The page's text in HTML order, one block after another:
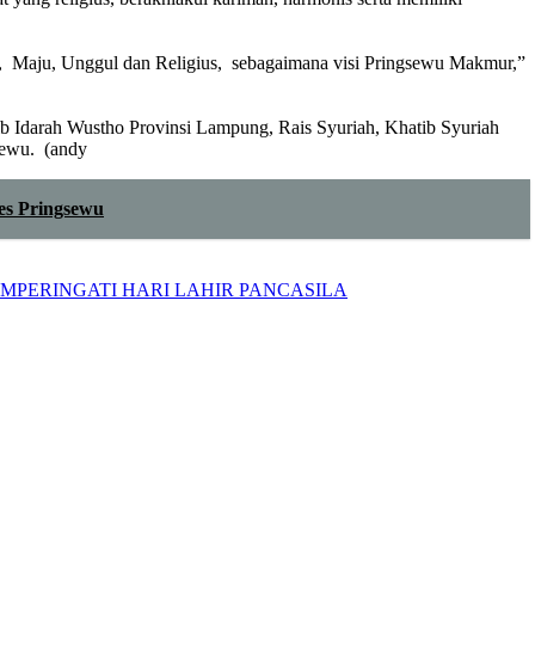
Maju, Unggul dan Religius, sebagaimana visi Pringsewu Makmur,”
Idarah Wustho Provinsi Lampung, Rais Syuriah, Khatib Syuriah
(andy
Pringsewu
HARI LAHIR PANCASILA‎